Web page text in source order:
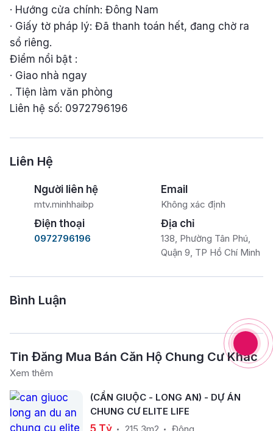
· Hướng cửa chính: Đông Nam
· Giấy tờ pháp lý: Đã thanh toán hết, đang chờ ra
sổ riêng.
Điểm nổi bật :
· Giao nhà ngay
. Tiện làm văn phòng
Liên hệ số: 0972796196
Liên Hệ
Người liên hệ
mtv.minhhaibp
Email
Không xác định
Điện thoại
0972796196
Địa chỉ
138, Phường Tân Phú,
Quận 9, TP Hồ Chí Minh
Bình Luận
Tin Đăng Mua Bán Căn Hộ Chung Cư Khác
Xem thêm
(CẦN GIUỘC - LONG AN) - DỰ ÁN
CHUNG CƯ ELITE LIFE
5 Tỷ